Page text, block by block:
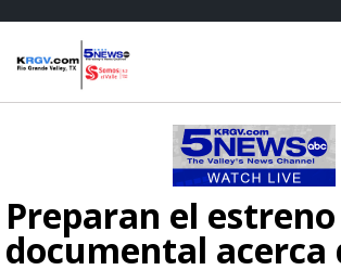
Preparan el
documental acerca